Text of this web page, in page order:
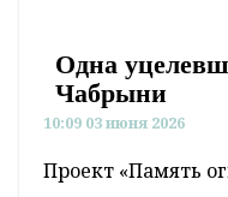
Одна
Чабрыни
10:09 03 июня 2026
Проект «Память